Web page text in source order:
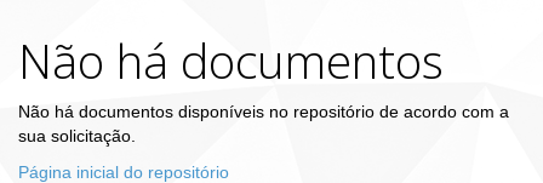
Não há documentos
Não há documentos disponíveis no repositório de acordo com a
sua solicitação.
Página inicial do repositório